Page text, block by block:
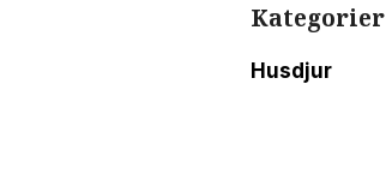
Kategorier
Husdjur